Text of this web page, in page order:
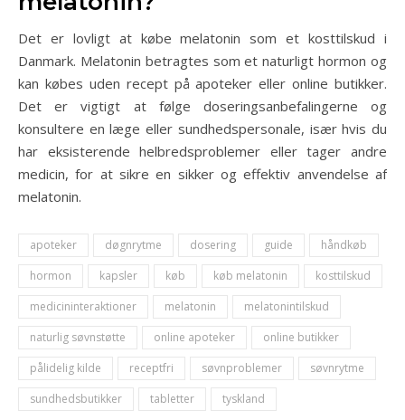
Det er lovligt at købe melatonin som et kosttilskud i
Danmark. Melatonin betragtes som et naturligt hormon og
kan købes uden recept på apoteker eller online butikker.
Det er vigtigt at følge doseringsanbefalingerne og
konsultere en læge eller sundhedspersonale, især hvis du
har eksisterende helbredsproblemer eller tager andre
medicin, for at sikre en sikker og effektiv anvendelse af
melatonin.
apoteker døgnrytme dosering guide
håndkøb
hormon
kapsler køb køb melatonin
kosttilskud
medicininteraktioner
melatonin
melatonintilskud
naturlig søvnstøtte
online apoteker
online butikker
pålidelig kilde
receptfri søvnproblemer
søvnrytme
sundhedsbutikker
tabletter tyskland